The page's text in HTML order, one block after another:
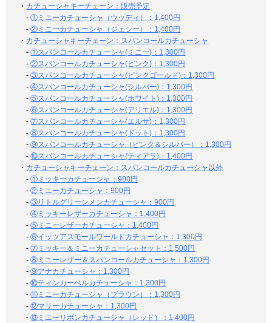
・ カチューシャキーチェーン：販売予定
-①ミニーカチューシャ（ウッディ）：1,400円
-②ミニーカチューシャ（ジェシー）：1,400円
・ カチューシャキーチェーン：スパンコールカチューシャ
-①スパンコールカチューシャ(ミニー)：1,300円
-②スパンコールカチューシャ(ピンク)：1,300円
-③スパンコールカチューシャ(ピンクゴールド)：1,300円
-④スパンコールカチューシャ(シルバー)：1,300円
-⑤スパンコールカチューシャ(ホワイト)：1,300円
-⑥スパンコールカチューシャ(アリエル)：1,300円
-⑦スパンコールカチューシャ(エルサ)：1,300円
-⑧スパンコールカチューシャ(ドット)：1,300円
-⑨スパンコールカチューシャ（ピンク＆シルバー）：1,300円
-⑩スパンコールカチューシャ(ティアラ)：1,400円
・ カチューシャキーチェーン：スパンコールカチューシャ以外
-①ミッキーカチューシャ：900円
-②ミニーカチューシャ：900円
-③リトルグリーンメンカチューシャ：900円
-④ミッキーレザーカチューシャ：1,400円
-⑤ミニーレザーカチューシャ：1,400円
-⑥イッツアスモールワールドカチューシャ：1,300円
-⑦ミッキー＆ミニーカチューシャセット：1,500円
-⑧ミニーレザー＆スパンコールカチューシャ：1,300円
-⑨アナカチューシャ：1,300円
-⑩ティンカーベルカチューシャ：1,300円
-⑪ミニーカチューシャ（ブラウン）：1,300円
-⑫マリーカチューシャ：1,300円
-⑬ミニーリボンカチューシャ（レッド）：1,400円